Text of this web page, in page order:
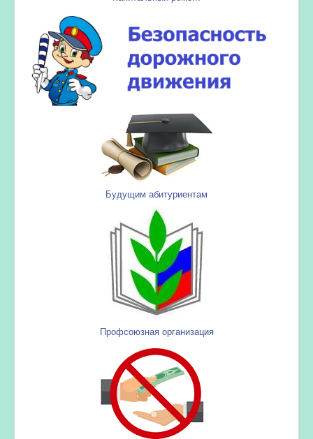
Будущим абитуриентам
Профсоюзная организация